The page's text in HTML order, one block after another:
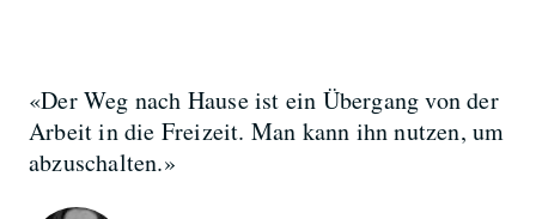
«Der Weg nach Hause ist ein Übergang von der
Arbeit in die Freizeit. Man kann ihn nutzen, um
abzuschalten.»